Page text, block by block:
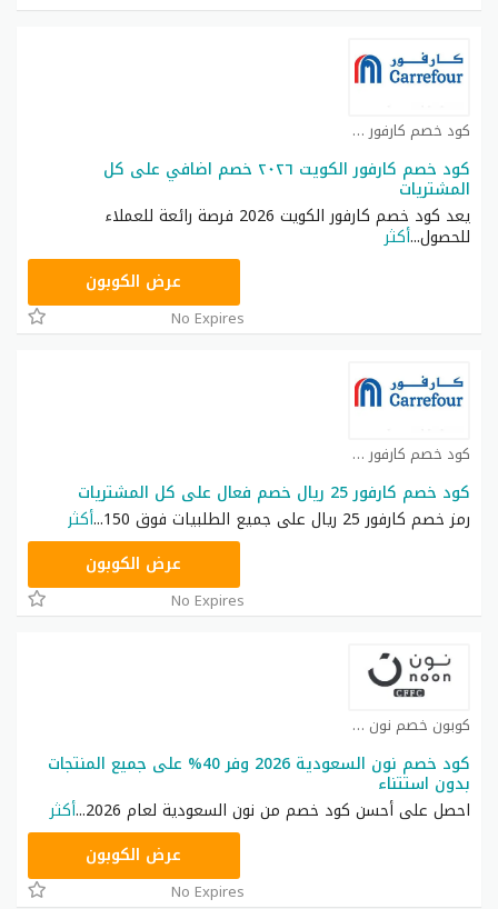
كود خصم كارفور كوبون
كود خصم كارفور الكويت ٢٠٢٦ خصم اضافي على كل
المشتريات
يعد كود خصم كارفور الكويت 2026 فرصة رائعة للعملاء
للحصول...أكثر
عرض الكوبون
No Expires
كود خصم كارفور كوبون
كود خصم كارفور 25 ريال خصم فعال على كل المشتريات
رمز خصم كارفور 25 ريال على جميع الطلبيات فوق 150
...أكثر
عرض الكوبون
No Expires
كوبون خصم نون كوبون
كود خصم نون السعودية 2026 وفر 40% على جميع المنتجات
بدون استتناء
احصل على أحسن كود خصم من نون السعودية لعام 2026
...أكثر
RRF24عرض الكوبون
No Expires